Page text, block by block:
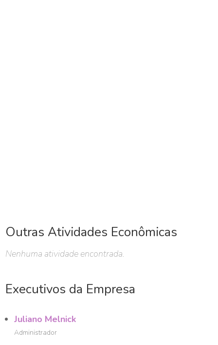
Outras Atividades Econômicas
Nenhuma atividade encontrada.
Executivos da Empresa
Juliano Melnick
Administrador